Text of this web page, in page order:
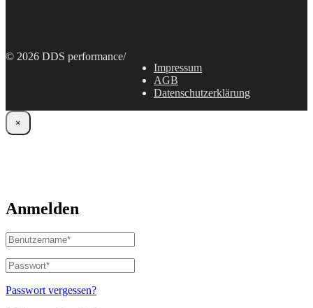
© 2026 DDS performance/
Impressum
AGB
Datenschutzerklärung
×
Anmelden
Benutzername
oder
E-
Mail-
Adresse*
Passwort*
Erforderlich
Passwort vergessen?